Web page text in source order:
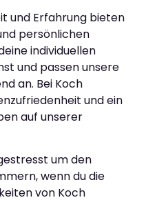
und Erfahrung bieten
persönlichen
individuellen
und passen unsere
an. Bei Koch
und ein
auf unserer
um den
wenn du die
von Koch